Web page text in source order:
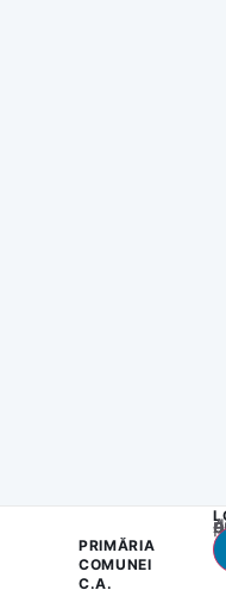
PRIMĂRIA
COMUNEI
C.A.
Acest conținut este blocat